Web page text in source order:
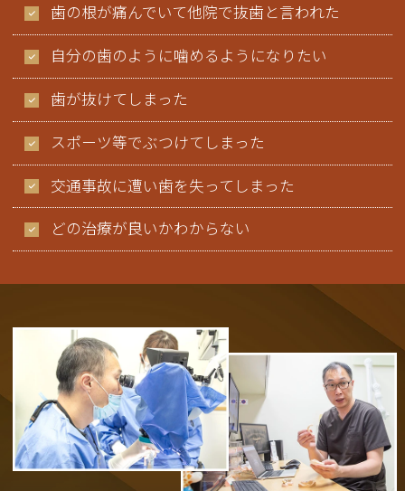
歯の根が痛んでいて他院で抜歯と言われた
自分の歯のように噛めるようになりたい
歯が抜けてしまった
スポーツ等でぶつけてしまった
交通事故に遭い歯を失ってしまった
どの治療が良いかわからない